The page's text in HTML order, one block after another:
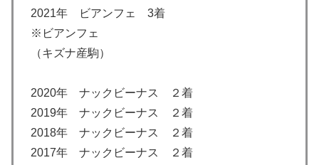
2021年 ビアンフェ 3着
※ビアンフェ
（キズナ産駒）
2020年 ナックビーナス ２着
2019年 ナックビーナス ２着
2018年 ナックビーナス ２着
2017年 ナックビーナス ２着